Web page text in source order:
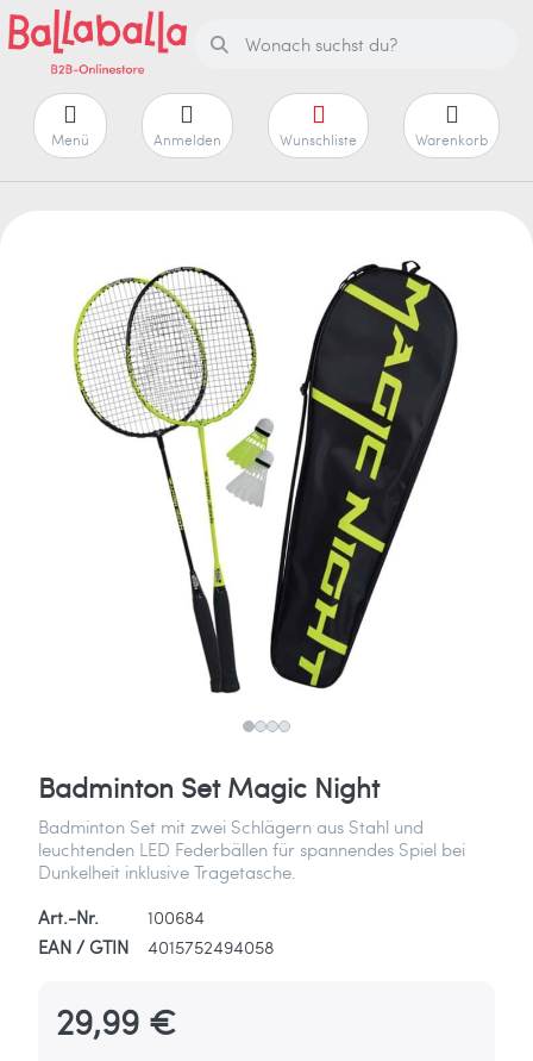
Menü Anmelden Wunschliste Warenkorb
Badminton Set Magic Night
Badminton Set mit zwei Schlägern aus Stahl und
leuchtenden LED Federbällen für spannendes Spiel bei
Dunkelheit inklusive Tragetasche.
Art.-Nr.
100684
EAN / GTIN
4015752494058
29,99 €